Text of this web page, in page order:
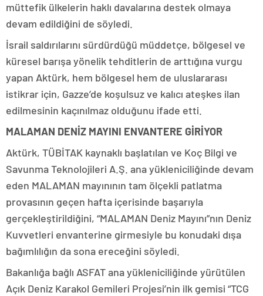
müttefik ülkelerin haklı davalarına destek olmaya
devam edildiğini de söyledi.
İsrail saldırılarını sürdürdüğü müddetçe, bölgesel ve
küresel barışa yönelik tehditlerin de arttığına vurgu
yapan Aktürk, hem bölgesel hem de uluslararası
istikrar için, Gazze’de koşulsuz ve kalıcı ateşkes ilan
edilmesinin kaçınılmaz olduğunu ifade etti.
MALAMAN DENİZ MAYINI ENVANTERE GİRİYOR
Aktürk, TÜBİTAK kaynaklı başlatılan ve Koç Bilgi ve
Savunma Teknolojileri A.Ş. ana yükleniciliğinde devam
eden MALAMAN mayınının tam ölçekli patlatma
provasının geçen hafta içerisinde başarıyla
gerçekleştirildiğini, “MALAMAN Deniz Mayını”nın Deniz
Kuvvetleri envanterine girmesiyle bu konudaki dışa
bağımlılığın da sona ereceğini söyledi.
Bakanlığa bağlı ASFAT ana yükleniciliğinde yürütülen
Açık Deniz Karakol Gemileri Projesi’nin ilk gemisi “TCG